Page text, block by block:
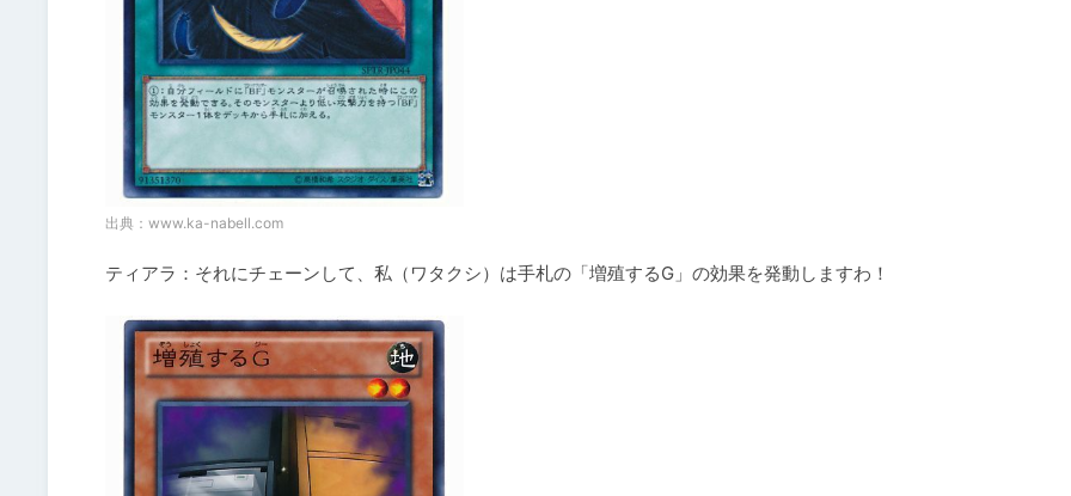
出典： www.ka-nabell.com